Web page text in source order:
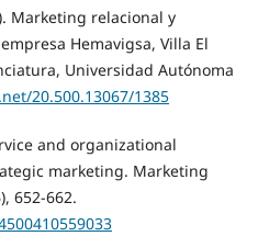
Marketing relacional y
Hemavigsa, Villa El
Universidad Autónoma
20.500.13067/1385
and organizational
marketing. Marketing
652-662.